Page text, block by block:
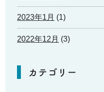
2023年1月 (1)
2022年12月 (3)
カテゴリー